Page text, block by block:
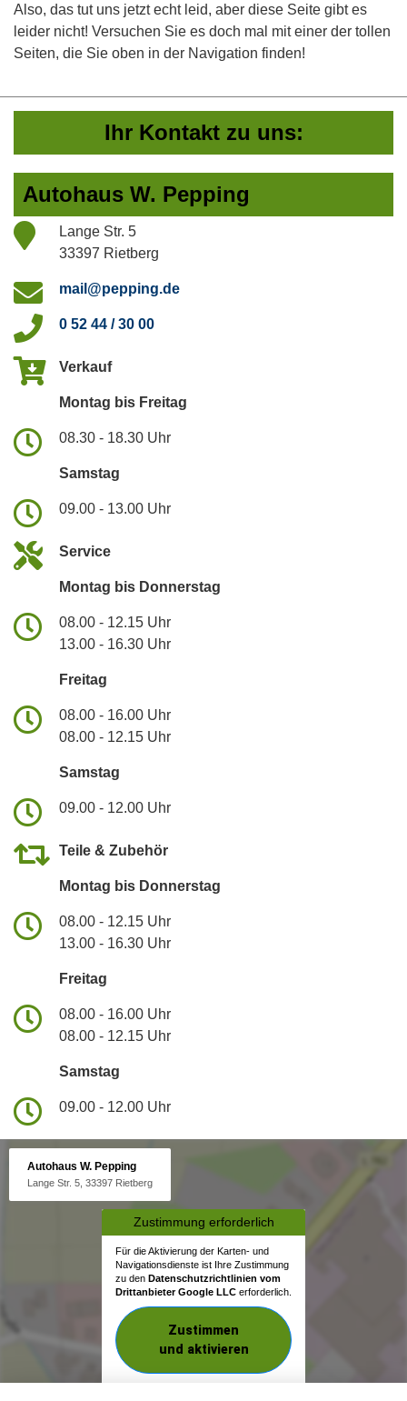
Also, das tut uns jetzt echt leid, aber diese Seite gibt es
leider nicht! Versuchen Sie es doch mal mit einer der tollen
Seiten, die Sie oben in der Navigation finden!
Ihr Kontakt zu uns:
Autohaus W. Pepping
Lange Str. 5
33397 Rietberg
mail@pepping.de
0 52 44 / 30 00
Verkauf
Montag bis Freitag
08.30 - 18.30 Uhr
Samstag
09.00 - 13.00 Uhr
Service
Montag bis Donnerstag
08.00 - 12.15 Uhr
13.00 - 16.30 Uhr
Freitag
08.00 - 16.00 Uhr
08.00 - 12.15 Uhr
Samstag
09.00 - 12.00 Uhr
Teile & Zubehör
Montag bis Donnerstag
08.00 - 12.15 Uhr
13.00 - 16.30 Uhr
Freitag
08.00 - 16.00 Uhr
08.00 - 12.15 Uhr
Samstag
09.00 - 12.00 Uhr
Autohaus W. Pepping
Lange Str. 5, 33397 Rietberg
Zustimmung erforderlich
Für die Aktivierung der Karten- und
Navigationsdienste ist Ihre Zustimmung
zu den Datenschutzrichtlinien vom
Drittanbieter Google LLC erforderlich.
Zustimmen
und aktivieren